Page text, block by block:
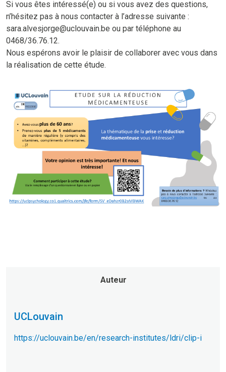
Si vous êtes intéressé(e) ou si vous avez des questions,
n’hésitez pas à nous contacter à l’adresse suivante :
sara.alvesjorge@uclouvain.be ou par téléphone au
0468/36.76.12.
Nous espérons avoir le plaisir de collaborer avec vous dans
la réalisation de cette étude.
Auteur
UCLouvain
https://uclouvain.be/en/research-institutes/ldri/clip-i